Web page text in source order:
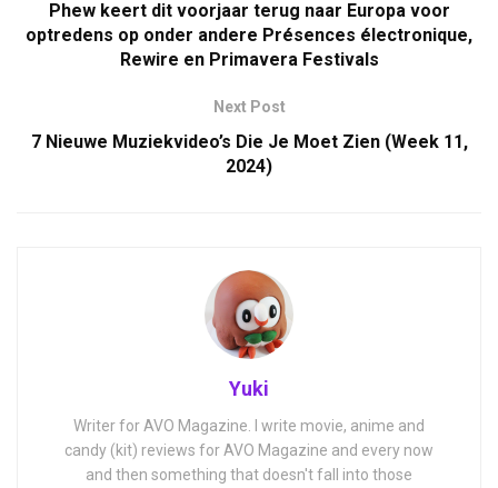
Phew keert dit voorjaar terug naar Europa voor
optredens op onder andere Présences électronique,
Rewire en Primavera Festivals
Next Post
7 Nieuwe Muziekvideo’s Die Je Moet Zien (Week 11,
2024)
Yuki
Writer for AVO Magazine. I write movie, anime and
candy (kit) reviews for AVO Magazine and every now
and then something that doesn't fall into those